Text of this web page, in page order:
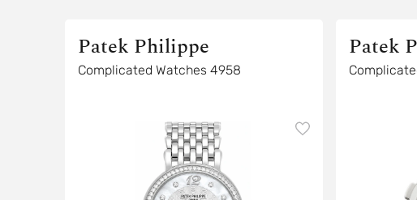
Patek Philippe
Complicated Watches 4958
Patek